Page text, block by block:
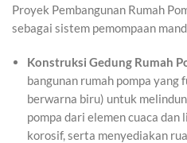
Proyek Pembangunan Rumah
sebagai sistem pemompaan
Konstruksi Gedung Rumah
bangunan rumah pompa
berwarna biru) untuk
pompa dari elemen cuaca
korosif, serta menyediakan